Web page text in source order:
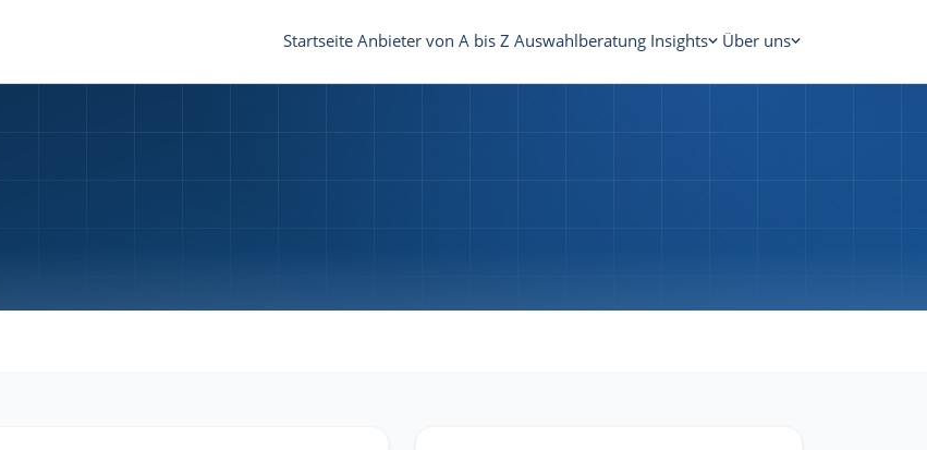
Startseite Anbieter von A bis Z Auswahlberatung Insights Über uns